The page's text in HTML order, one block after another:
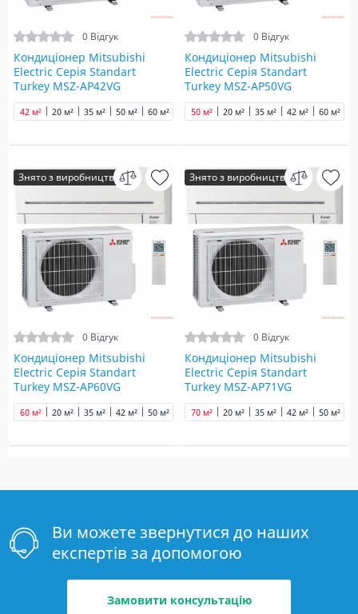
0 Відгук
Кондиціонер Mitsubishi
Electric Серія Standart
Turkey MSZ-AP42VG
20 м² 35 м²
42 м² 50 м² 60 м² 70 м²
0 Відгук
Кондиціонер Mitsubishi
Electric Серія Standart
Turkey MSZ-AP50VG
20 м² 35 м² 42 м²
50 м² 60 м²
Знято з виробництва
0 Відгук
Кондиціонер Mitsubishi
Electric Серія Standart
Turkey MSZ-AP60VG
20 м² 35 м² 42 м² 50 м²
60 м² 70 м²
Знято з виробництва
0 Відгук
Кондиціонер Mitsubishi
Electric Серія Standart
Turkey MSZ-AP71VG
20 м² 35 м² 42 м² 50 м²
70 м²
Ви можете звернутися до наших
експертів за допомогою
Замовити консультацію